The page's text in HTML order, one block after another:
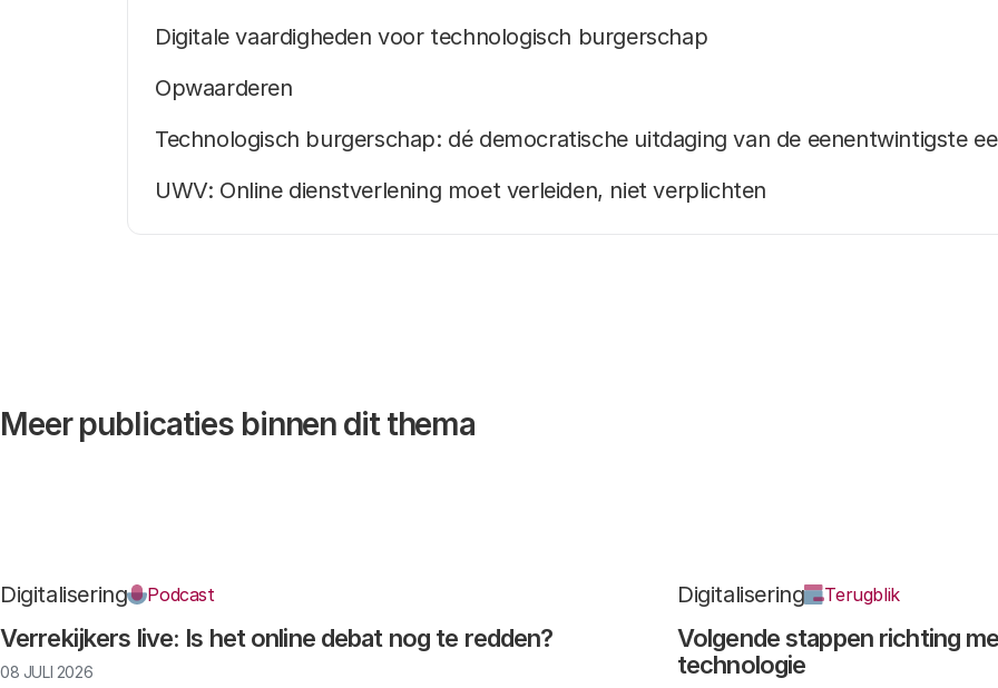
Digitale vaardigheden voor technologisch burgerschap
Opwaarderen
Technologisch burgerschap: dé democratische uitdaging van de eenentwintigste
UWV: Online dienstverlening moet verleiden, niet verplichten
Meer publicaties binnen dit thema
Verrekijkers live: Is het online debat nog te redden?
Digitalisering Podcast
08 JULI 2026
Volgende stappen richting
technologie
Digitalisering Terugblik